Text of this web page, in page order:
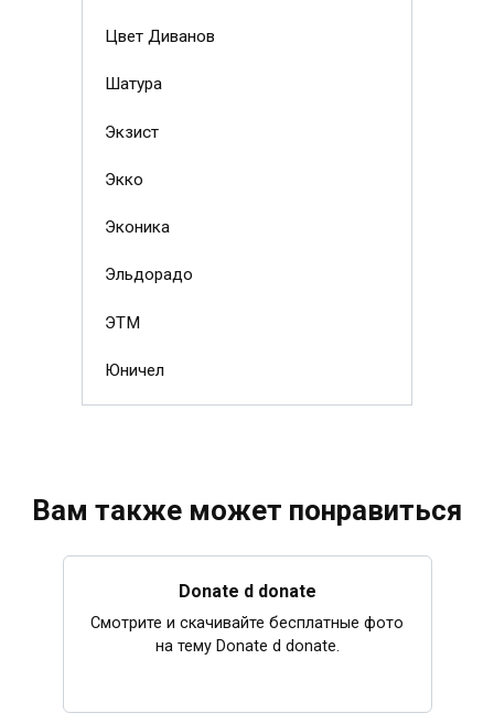
Цвет Диванов
Шатура
Экзист
Экко
Эконика
Эльдорадо
ЭТМ
Юничел
Вам также может понравиться
Donate d donate
Смотрите и скачивайте бесплатные фото
на тему Donate d donate.